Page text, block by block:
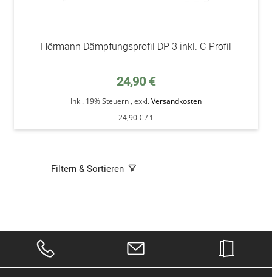
Hörmann Dämpfungsprofil DP 3 inkl. C-Profil
24,90 €
Inkl. 19% Steuern , exkl.Versandkosten
24,90 €/ 1
Filtern & Sortieren